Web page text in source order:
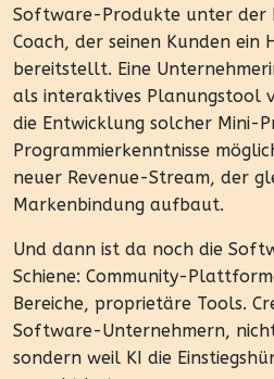
Software-Produkte unter der
Coach, der seinen Kunden
bereitstellt. Eine
als interaktives Planungstool
die Entwicklung solcher Mini-
Programmierkenntnisse
neuer Revenue-Stream, der
Markenbindung aufbaut.
Und dann ist da noch die
Schiene: Community-
Bereiche, proprietäre Tools.
Software-Unternehmern,
sondern weil KI die